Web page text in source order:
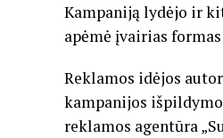
Kampaniją lydėjo ir
apėmė įvairias
Reklamos idėjos
kampanijos išpildymo
reklamos agentūra